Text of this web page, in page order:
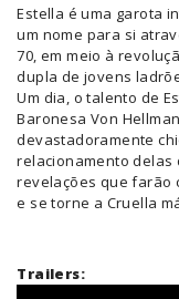
Estella é uma garota
um nome para si
70, em meio à
dupla de jovens
Um dia, o talento de
Baronesa Von
devastadoramente
relacionamento delas
revelações que farão
e se torne a Cruella
Trailers: